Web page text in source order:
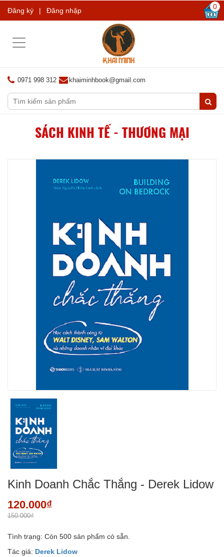
Đăng ký | Đăng nhập 0
Toggle
0971 998 312 khaiminhbook@gmail.com
SÁCH KINH TẾ - THƯƠNG MẠI
Kinh Doanh Chắc Thắng - Derek Lidow
120.000₫
150.000₫
Tình trạng: Còn 500 sản phẩm có sẵn.
Tác giả: Derek Lidow